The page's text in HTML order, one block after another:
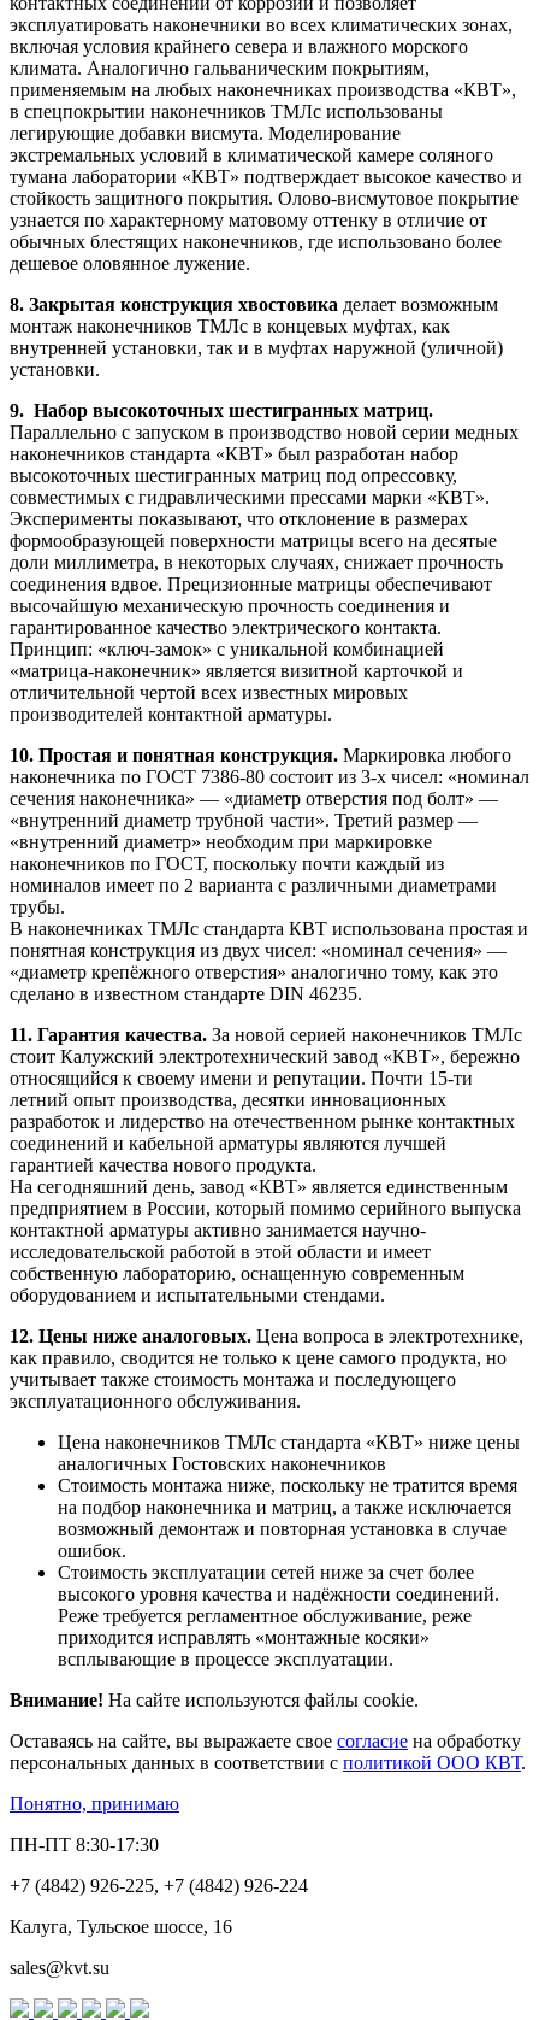
эксплуатировать наконечники во всех климатических зонах,
включая условия крайнего севера и влажного морского
климата. Аналогично гальваническим покрытиям,
применяемым на любых наконечниках производства «КВТ»,
в спецпокрытии наконечников ТМЛс использованы
легирующие добавки висмута. Моделирование
экстремальных условий в климатической камере соляного
тумана лаборатории «КВТ» подтверждает высокое качество и
стойкость защитного покрытия. Олово-висмутовое покрытие
узнается по характерному матовому оттенку в отличие от
обычных блестящих наконечников, где использовано более
дешевое оловянное лужение.
8. Закрытая конструкция хвостовика делает возможным
монтаж наконечников ТМЛс в концевых муфтах, как
внутренней установки, так и в муфтах наружной (уличной)
установки.
9. Набор высокоточных шестигранных матриц.
Параллельно с запуском в производство новой серии медных
наконечников стандарта «КВТ» был разработан набор
высокоточных шестигранных матриц под опрессовку,
совместимых с гидравлическими прессами марки «КВТ».
Эксперименты показывают, что отклонение в размерах
формообразующей поверхности матрицы всего на десятые
доли миллиметра, в некоторых случаях, снижает прочность
соединения вдвое. Прецизионные матрицы обеспечивают
высочайшую механическую прочность соединения и
гарантированное качество электрического контакта.
Принцип: «ключ-замок» с уникальной комбинацией
«матрица-наконечник» является визитной карточкой и
отличительной чертой всех известных мировых
производителей контактной арматуры.
10. Простая и понятная конструкция. Маркировка любого
наконечника по ГОСТ 7386-80 состоит из 3-х чисел: «номинал
сечения наконечника» — «диаметр отверстия под болт» —
«внутренний диаметр трубной части». Третий размер —
«внутренний диаметр» необходим при маркировке
наконечников по ГОСТ, поскольку почти каждый из
номиналов имеет по 2 варианта с различными диаметрами
трубы.
В наконечниках ТМЛс стандарта КВТ использована простая и
понятная конструкция из двух чисел: «номинал сечения» —
«диаметр крепёжного отверстия» аналогично тому, как это
сделано в известном стандарте DIN 46235.
11. Гарантия качества. За новой серией наконечников ТМЛс
стоит Калужский электротехнический завод «КВТ», бережно
относящийся к своему имени и репутации. Почти 15-ти
летний опыт производства, десятки инновационных
разработок и лидерство на отечественном рынке контактных
соединений и кабельной арматуры являются лучшей
гарантией качества нового продукта.
На сегодняшний день, завод «КВТ» является единственным
предприятием в России, который помимо серийного выпуска
контактной арматуры активно занимается научно-
исследовательской работой в этой области и имеет
собственную лабораторию, оснащенную современным
оборудованием и испытательными стендами.
12. Цены ниже аналоговых. Цена вопроса в электротехнике,
как правило, сводится не только к цене самого продукта, но
учитывает также стоимость монтажа и последующего
эксплуатационного обслуживания.
Цена наконечников ТМЛс стандарта «КВТ» ниже цены
аналогичных Гостовских наконечников
Стоимость монтажа ниже, поскольку не тратится время
на подбор наконечника и матриц, а также исключается
возможный демонтаж и повторная установка в случае
ошибок.
Стоимость эксплуатации сетей ниже за счет более
высокого уровня качества и надёжности соединений.
Реже требуется регламентное обслуживание, реже
приходится исправлять «монтажные косяки»
всплывающие в процессе эксплуатации.
Внимание! На сайте используются файлы cookie.
Оставаясь на сайте, вы выражаете свое согласие на обработку
персональных данных в соответствии с политикой ООО КВТ.
Понятно, принимаю
ПН-ПТ 8:30-17:30
+7 (4842) 926-225, +7 (4842) 926-224
Калуга, Тульское шоссе, 16
sales@kvt.su